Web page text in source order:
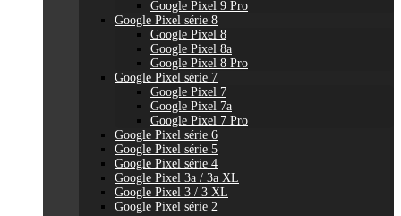
Google Pixel 9 Pro
Google Pixel série 8
Google Pixel 8
Google Pixel 8a
Google Pixel 8 Pro
Google Pixel série 7
Google Pixel 7
Google Pixel 7a
Google Pixel 7 Pro
Google Pixel série 6
Google Pixel série 5
Google Pixel série 4
Google Pixel 3a / 3a XL
Google Pixel 3 / 3 XL
Google Pixel série 2